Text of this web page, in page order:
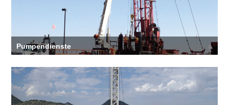
Pumpendienste
für Entwässerungspumpen, die die meisten Profis
beschäftigen Mehr >>